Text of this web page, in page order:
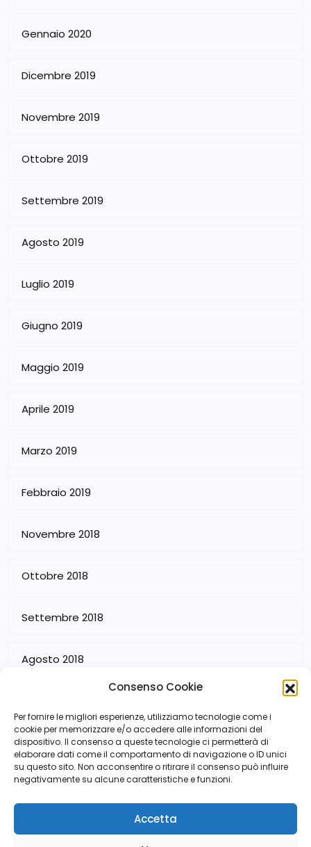
Consenso Cookie
Per fornire le migliori esperienze, utilizziamo tecnologie come i
cookie per memorizzare e/o accedere alle informazioni del
dispositivo. Il consenso a queste tecnologie ci permetterà di
elaborare dati come il comportamento di navigazione o ID unici
su questo sito. Non acconsentire o ritirare il consenso può influire
negativamente su alcune caratteristiche e funzioni.
Accetta
Gennaio 2020
Dicembre 2019
Novembre 2019
Ottobre 2019
Settembre 2019
Agosto 2019
Luglio 2019
Giugno 2019
Maggio 2019
Aprile 2019
Marzo 2019
Febbraio 2019
Novembre 2018
Ottobre 2018
Settembre 2018
Agosto 2018